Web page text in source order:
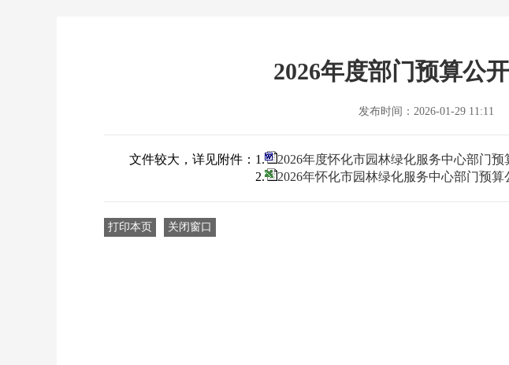
2026年度部门预算公
发布时间：2026-01-29 11:11
文件较大，详见附件：1.
2026年度怀化市园林绿化服务中心部门预
2.
2026年怀化市园林绿化服务中心部门预算
打印本页 关闭窗口